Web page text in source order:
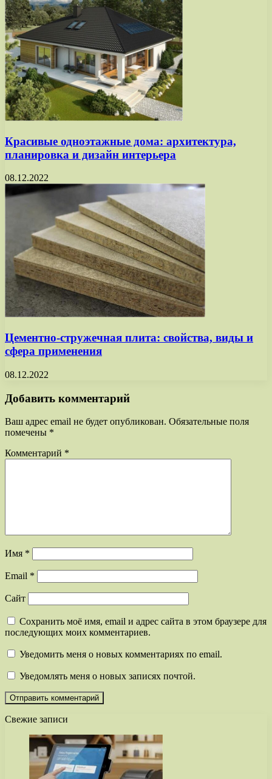
Красивые одноэтажные дома: архитектура,
планировка и дизайн интерьера
08.12.2022
Цементно-стружечная плита: свойства, виды и
сфера применения
08.12.2022
Добавить комментарий
Ваш адрес email не будет опубликован. Обязательные поля
помечены *
Комментарий *
Имя *
Email *
Сайт
Сохранить моё имя, email и адрес сайта в этом браузере для
последующих моих комментариев.
Уведомить меня о новых комментариях по email.
Уведомлять меня о новых записях почтой.
Свежие записи